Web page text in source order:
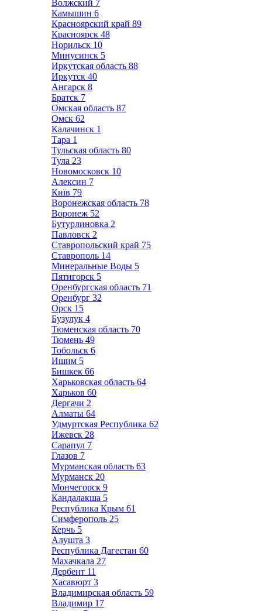
Волжский 7
Камышин 6
Красноярский край 89
Красноярск 48
Норильск 10
Минусинск 5
Иркутская область 88
Иркутск 40
Ангарск 8
Братск 7
Омская область 87
Омск 62
Калачинск 1
Тара 1
Тульская область 80
Тула 23
Новомосковск 10
Алексин 7
Київ 79
Воронежская область 78
Воронеж 52
Бутурлиновка 2
Павловск 2
Ставропольский край 75
Ставрополь 14
Минеральные Воды 5
Пятигорск 5
Оренбургская область 71
Оренбург 32
Орск 15
Бузулук 4
Тюменская область 70
Тюмень 49
Тобольск 6
Ишим 5
Бишкек 66
Харьковская область 64
Харьков 60
Дергачи 2
Алматы 64
Удмуртская Республика 62
Ижевск 28
Сарапул 7
Глазов 7
Мурманская область 63
Мурманск 20
Мончегорск 9
Кандалакша 5
Республика Крым 61
Симферополь 25
Керчь 5
Алушта 3
Республика Дагестан 60
Махачкала 27
Дербент 11
Хасавюрт 3
Владимирская область 59
Владимир 17